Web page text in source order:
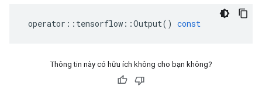
operator :: tensorflow ::Output() const
Thông tin này có hữu ích không cho bạn không?